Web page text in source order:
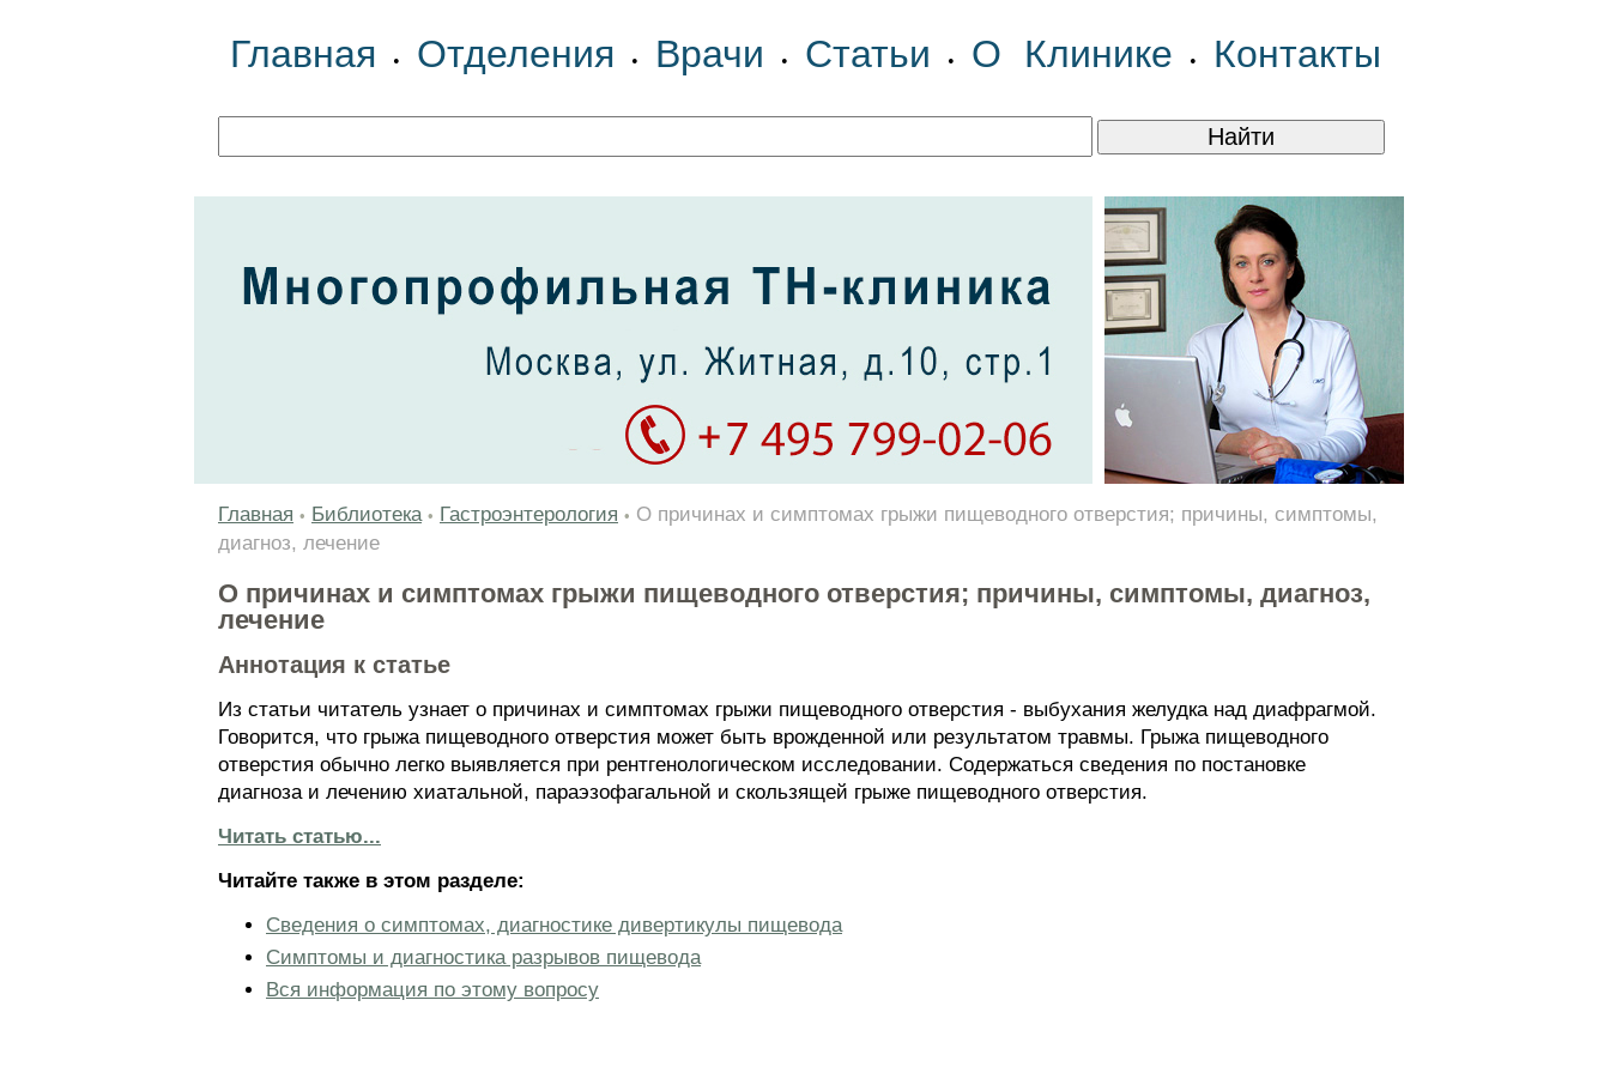
Главная • Отделения • Врачи • Статьи • О Клинике • Контакты
Главная • Библиотека • Гастроэнтерология • О причинах и симптомах грыжи пищеводного отверстия; причины, симптомы,
диагноз, лечение
О причинах и симптомах грыжи пищеводного отверстия; причины, симптомы, диагноз,
лечение
Аннотация к статье
Из статьи читатель узнает о причинах и симптомах грыжи пищеводного отверстия - выбухания желудка над диафрагмой.
Говорится, что грыжа пищеводного отверстия может быть врожденной или результатом травмы. Грыжа пищеводного
отверстия обычно легко выявляется при рентгенологическом исследовании. Содержаться сведения по постановке
диагноза и лечению хиатальной, параэзофагальной и скользящей грыже пищеводного отверстия.
Читать статью...
Читайте также в этом разделе:
Сведения о симптомах, диагностике дивертикулы пищевода
Симптомы и диагностика разрывов пищевода
Вся информация по этому вопросу